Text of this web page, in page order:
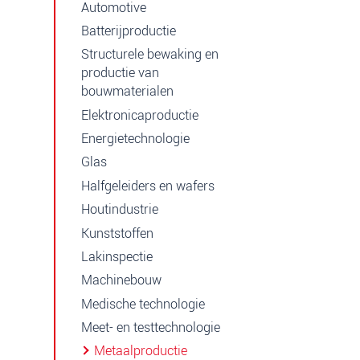
Automotive
Batterijproductie
Structurele bewaking en
productie van
bouwmaterialen
Elektronicaproductie
Energietechnologie
Glas
Halfgeleiders en wafers
Houtindustrie
Kunststoffen
Lakinspectie
Machinebouw
Medische technologie
Meet- en testtechnologie
Metaalproductie